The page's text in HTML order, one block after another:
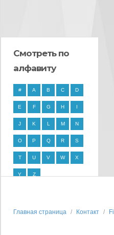
Смотреть по
алфавиту
# A B C D
E F G H I
J K L M N
O P Q R S
T U V W X
Y Z
Главная страница Контакт